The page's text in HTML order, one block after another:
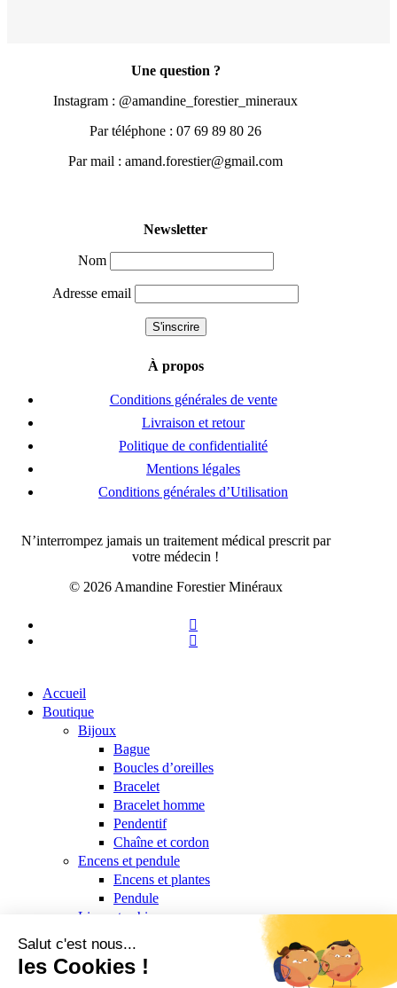
may
chosen
the
may
the
Une question ?
Instagram : @amandine_forestier_mineraux
Par téléphone : 07 69 89 80 26
Par mail : amand.forestier@gmail.com
Newsletter
Nom
Adresse email
À propos
Conditions générales de vente
Livraison et retour
Politique de confidentialité
Mentions légales
Conditions générales d’Utilisation
N’interrompez jamais un traitement médical prescrit par
votre médecin !
© 2026 Amandine Forestier Minéraux
facebook
instagram
Close
Menu
Accueil
Boutique
Bijoux
Bague
Boucles d’oreilles
Bracelet
Bracelet homme
Pendentif
Chaîne et cordon
Encens et pendule
Encens et plantes
Pendule
Livre et cahier
Coeur
Formes libres et pointes